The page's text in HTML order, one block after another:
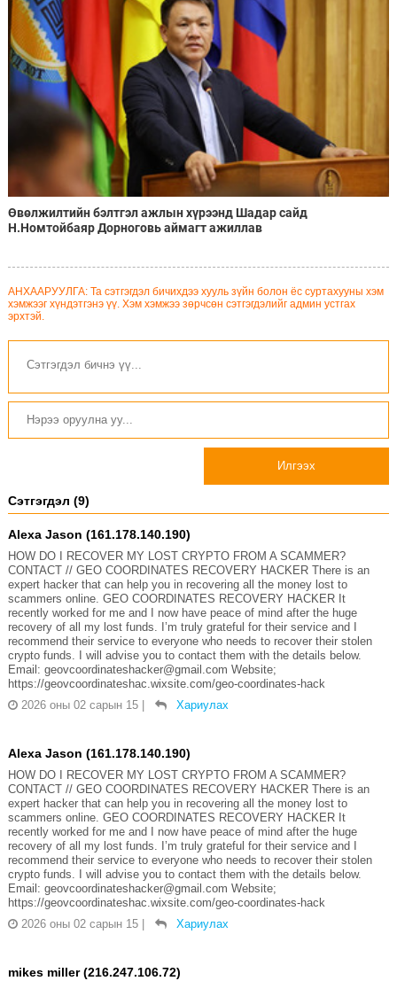
Өвөлжилтийн бэлтгэл ажлын хүрээнд Шадар сайд
Н.Номтойбаяр Дорноговь аймагт ажиллав
АНХААРУУЛГА: Та сэтгэгдэл бичихдээ хууль зүйн болон ёс суртахууны хэм
хэмжээг хүндэтгэнэ үү. Хэм хэмжээ зөрчсөн сэтгэгдэлийг админ устгах
эрхтэй.
Илгээх
Сэтгэгдэл (9)
Alexa Jason (161.178.140.190)
HOW DO I RECOVER MY LOST CRYPTO FROM A SCAMMER?
CONTACT // GEO COORDINATES RECOVERY HACKER There is an
expert hacker that can help you in recovering all the money lost to
scammers online. GEO COORDINATES RECOVERY HACKER It
recently worked for me and I now have peace of mind after the huge
recovery of all my lost funds. I’m truly grateful for their service and I
recommend their service to everyone who needs to recover their stolen
crypto funds. I will advise you to contact them with the details below.
Email: geovcoordinateshacker@gmail.com Website;
https://geovcoordinateshac.wixsite.com/geo-coordinates-hack
2026 оны 02 сарын 15 | Хариулах
Alexa Jason (161.178.140.190)
HOW DO I RECOVER MY LOST CRYPTO FROM A SCAMMER?
CONTACT // GEO COORDINATES RECOVERY HACKER There is an
expert hacker that can help you in recovering all the money lost to
scammers online. GEO COORDINATES RECOVERY HACKER It
recently worked for me and I now have peace of mind after the huge
recovery of all my lost funds. I’m truly grateful for their service and I
recommend their service to everyone who needs to recover their stolen
crypto funds. I will advise you to contact them with the details below.
Email: geovcoordinateshacker@gmail.com Website;
https://geovcoordinateshac.wixsite.com/geo-coordinates-hack
2026 оны 02 сарын 15 | Хариулах
mikes miller (216.247.106.72)